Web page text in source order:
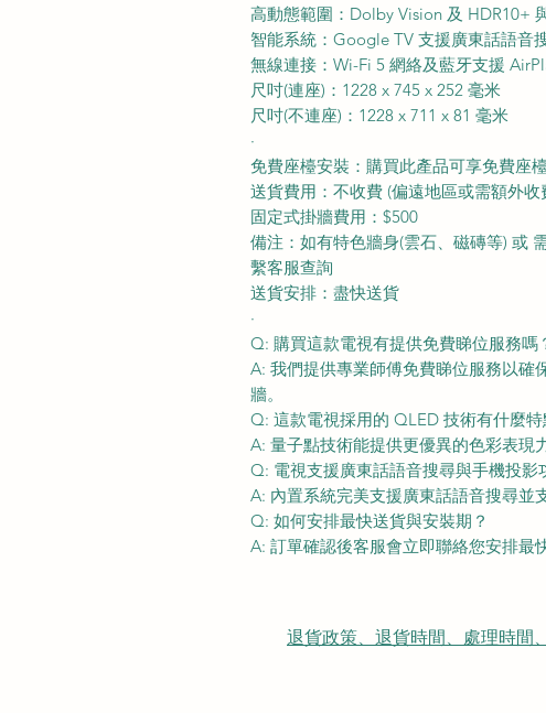
高動態範圍：Dolby Vision 及 HDR10+
智能系統：Google TV 支援廣東話語音
無線連接：Wi-Fi 5 網絡及藍牙支援
尺吋(連座)：1228 x 745 x 252 毫米
尺吋(不連座)：1228 x 711 x 81 毫米
·
免費座檯安裝：購買此產品可享免費座
送貨費用：不收費 (偏遠地區或需額外收
固定式掛牆費用：$500
備注：如有特色牆身(雲石、磁磚等) 或
繫客服查詢
送貨安排：盡快送貨
·
Q: 購買這款電視有提供免費睇位服務嗎
A: 我們提供專業師傅免費睇位服務以確
牆。
Q: 這款電視採用的 QLED 技術有什麼特
A: 量子點技術能提供更優異的色彩表現
Q: 電視支援廣東話語音搜尋與手機投影
A: 內置系統完美支援廣東話語音搜尋並
Q: 如何安排最快送貨與安裝期？
A: 訂單確認後客服會立即聯絡您安排最
退貨政策、退貨時間、處理時間